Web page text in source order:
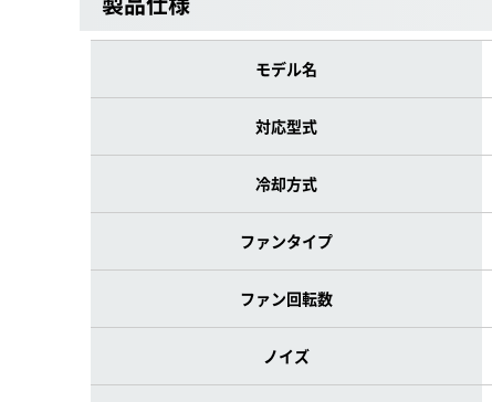
モデル名
対応型式
冷却方式
ファンタイプ
ファン回転数
ノイズ